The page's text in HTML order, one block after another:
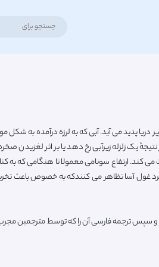
دریا پدید می آید. آبی که به لرزه درآمده به
زلزله زیرآبی رخ دهد یا بر اثر لغزیدن
کند. ارتفاع سونامی معمولا تا هنگامی که به
غول آسا تظاهر می کنندکه به خصوص باعث
و سپس ترجمه فارسی آن را که توسط مترجمین